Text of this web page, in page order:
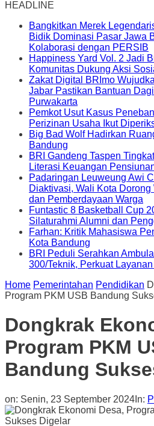
HEADLINE
Bangkitkan Merek
Bidik Dominasi Pasar Jawa
Kolaborasi dengan PERSIB
Happiness Yard Vol. 2 Jadi
Komunitas Dukung Aksi
Zakat Digital BRImo
Jabar Pastikan Bantuan
Purwakarta
Pemkot Usut Kasus
Perizinan Usaha Ikut
Big Bad Wolf Hadirkan
Bandung
BRI Gandeng Taspen
Literasi Keuangan
Padaringan Leuweung Awi
Diaktivasi, Wali Kota
dan Pemberdayaan Warga
Funtastic 8 Basketball Cup
Silaturahmi Alumni dan
Farhan: Kritik Mahasiswa
Kota Bandung
BRI Peduli Serahkan
300/Teknik, Perkuat
Home Pemerintahan Pendidikan
Program PKM USB Bandung
Dongkrak
Program PKM
Bandung
on: Senin, 23 September 2024 In: